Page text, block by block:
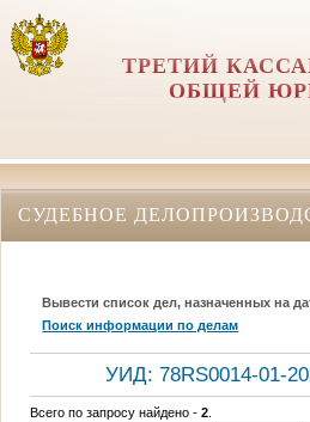
ТРЕТИЙ
ОБЩЕЙ
СУДЕБНОЕ
Вывести список дел, назначенных на
Поиск информации по делам
УИД: 78RS0014-01-
Всего по запросу найдено -2